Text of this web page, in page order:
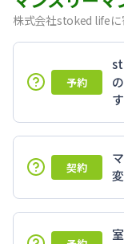
株式会社stoked lifeに
予約
契約